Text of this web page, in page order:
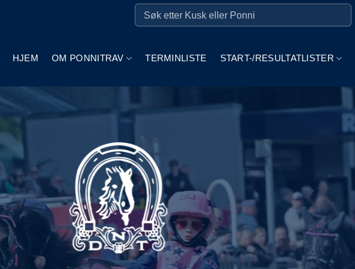
HJEM OM PONNITRAV TERMINLISTE START-/RESULTATLISTER